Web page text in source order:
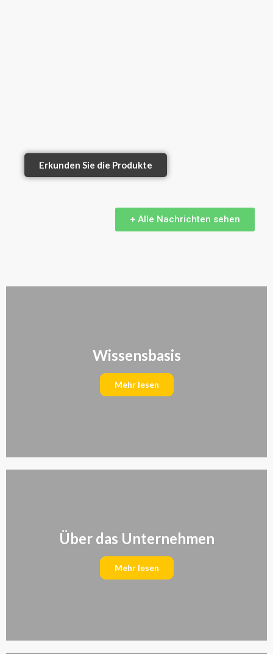
Erkunden Sie die Produkte
+ Alle Nachrichten sehen
Wissensbasis
Mehr lesen
Über das Unternehmen
Mehr lesen